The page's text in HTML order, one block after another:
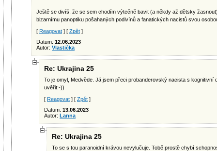
Ještě se divíš, že se sem chodím výtečně bavit (a někdy až dětsky
bizarnímu panoptiku pošahaných podivínů a fanatických nacistů svou
[ Reagovat ] [ Zpět ]
Datum: 12.06.2023
Autor: Vlastička
Re: Ukrajina 25
To je omyl, Medvěde. Já jsem přeci probanderovský nacista s
uvěřit:-))
[ Reagovat ] [ Zpět ]
Datum: 13.06.2023
Autor: Lanna
Re: Ukrajina 25
To se s tou paranoidní krávou nevylučuje. Tobě prostě chybí